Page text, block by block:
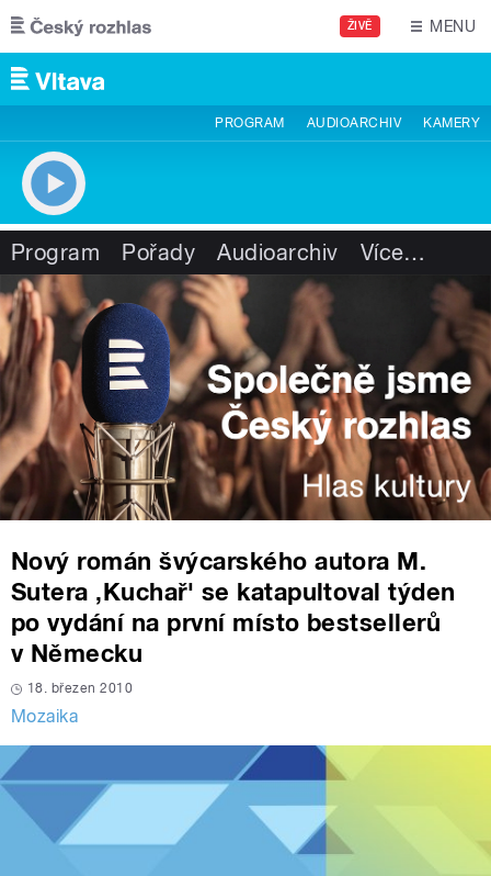
Přejít k hlavnímu obsahu
ŽIVĚ MENU
PROGRAM AUDIOARCHIV KAMERY
Program Pořady Audioarchiv Více…
Nový román švýcarského autora M.
Sutera ‚Kuchař' se katapultoval týden
po vydání na první místo bestsellerů
v Německu
18. březen 2010
Mozaika